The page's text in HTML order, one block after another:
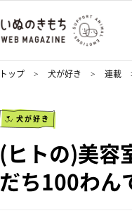
トップ 犬が好き 連載
犬が好き
(ヒトの)美容
だち100わん